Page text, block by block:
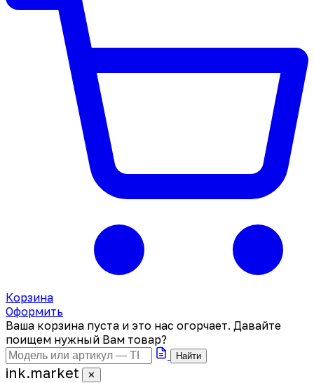
Корзина
Оформить
Ваша корзина пуста и это нас огорчает. Давайте
поищем нужный Вам товар?
Найти
ink.market ✕